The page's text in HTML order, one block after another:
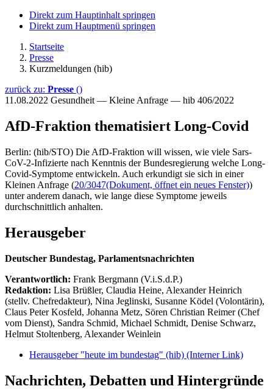
Direkt zum Hauptinhalt springen
Direkt zum Hauptmenü springen
Startseite
Presse
Kurzmeldungen (hib)
zurück zu: Presse ()
11.08.2022 Gesundheit — Kleine Anfrage — hib 406/2022
AfD-Fraktion thematisiert Long-Covid
Berlin: (hib/STO) Die AfD-Fraktion will wissen, wie viele Sars-
CoV-2-Infizierte nach Kenntnis der Bundesregierung welche Long-
Covid-Symptome entwickeln. Auch erkundigt sie sich in einer
Kleinen Anfrage (20/3047(Dokument, öffnet ein neues Fenster))
unter anderem danach, wie lange diese Symptome jeweils
durchschnittlich anhalten.
Herausgeber
Deutscher Bundestag, Parlamentsnachrichten
Verantwortlich: Frank Bergmann (V.i.S.d.P.)
Redaktion: Lisa Brüßler, Claudia Heine, Alexander Heinrich
(stellv. Chefredakteur), Nina Jeglinski, Susanne Ködel (Volontärin),
Claus Peter Kosfeld, Johanna Metz, Sören Christian Reimer (Chef
vom Dienst), Sandra Schmid, Michael Schmidt, Denise Schwarz,
Helmut Stoltenberg, Alexander Weinlein
Herausgeber "heute im bundestag" (hib) (Interner Link)
Nachrichten, Debatten und Hintergründe